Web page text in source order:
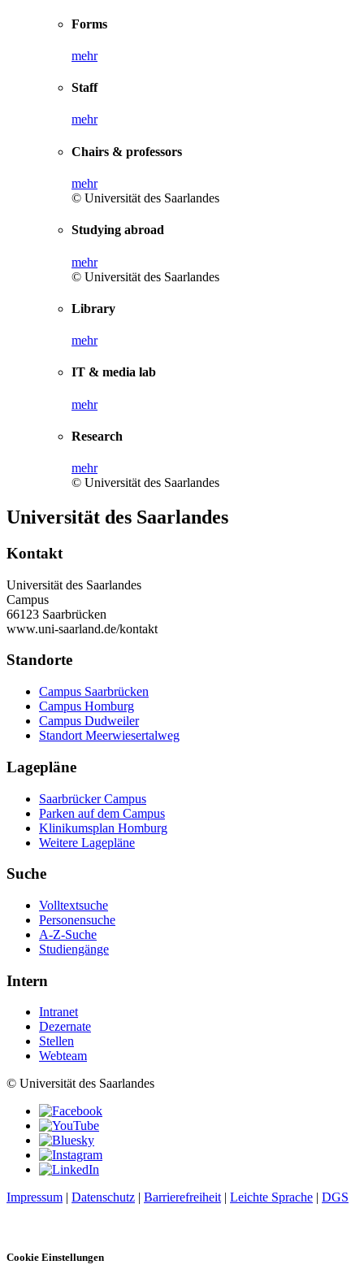
Forms
mehr
Staff
mehr
Chairs & professors
mehr
© Universität des Saarlandes
Studying abroad
mehr
© Universität des Saarlandes
Library
mehr
IT & media lab
mehr
Research
mehr
© Universität des Saarlandes
Universität des Saarlandes
Kontakt
Universität des Saarlandes
Campus
66123 Saarbrücken
www.uni-saarland.de/kontakt
Standorte
Campus Saarbrücken
Campus Homburg
Campus Dudweiler
Standort Meerwiesertalweg
Lagepläne
Saarbrücker Campus
Parken auf dem Campus
Klinikumsplan Homburg
Weitere Lagepläne
Suche
Volltextsuche
Personensuche
A-Z-Suche
Studiengänge
Intern
Intranet
Dezernate
Stellen
Webteam
© Universität des Saarlandes
Impressum | Datenschutz | Barrierefreiheit| Leichte Sprache | DGS
Cookie Einstellungen